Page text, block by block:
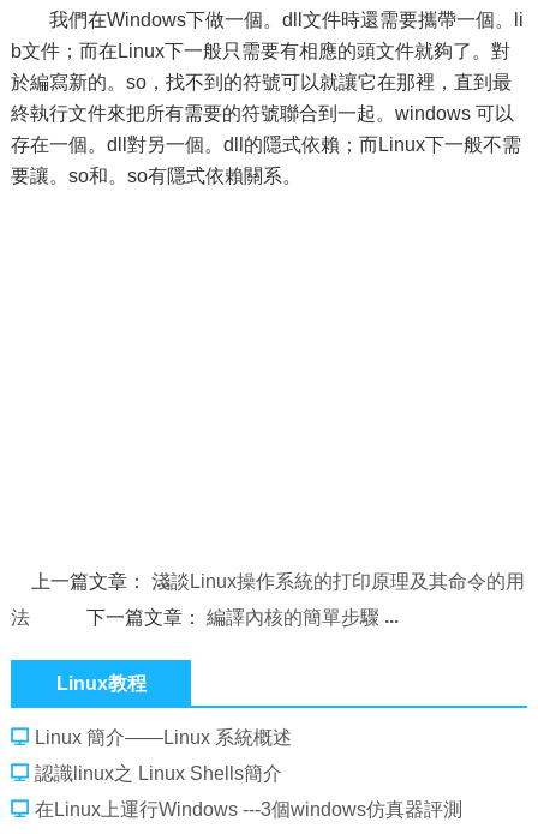
我們在Windows下做一個。dll文件時還需要攜帶一個。li
b文件；而在Linux下一般只需要有相應的頭文件就夠了。對
於編寫新的。so，找不到的符號可以就讓它在那裡，直到最
終執行文件來把所有需要的符號聯合到一起。windows 可以
存在一個。dll對另一個。dll的隱式依賴；而Linux下一般不需
要讓。so和。so有隱式依賴關系。
上一篇文章：淺談Linux操作系統的打印原理及其命令的用
法
下一篇文章： 編譯內核的簡單步驟
Linux教程
Linux 簡介——Linux 系統概述
認識linux之 Linux Shells簡介
在Linux上運行Windows ---3個windows仿真器評測